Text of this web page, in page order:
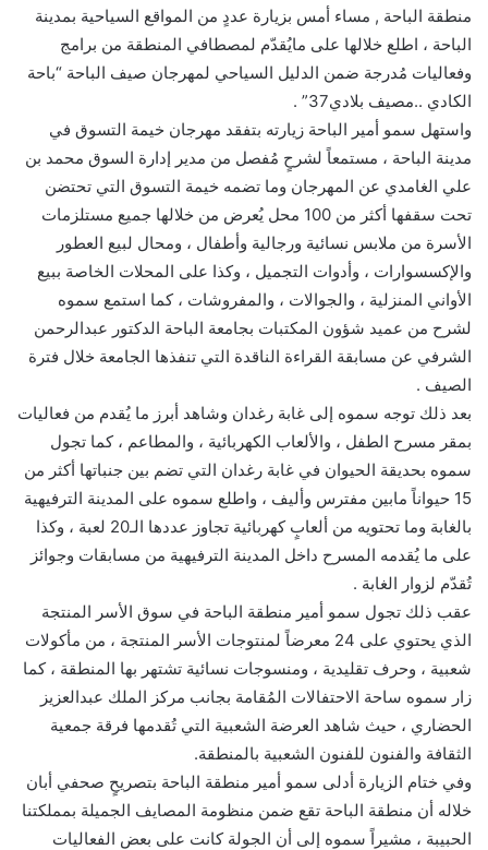
منطقة الباحة , مساء أمس بزيارة عددٍ من المواقع السياحية بمدينة
الباحة ، اطلع خلالها على مايُقدّم لمصطافي المنطقة من برامج
وفعاليات مُدرجة ضمن الدليل السياحي لمهرجان صيف الباحة “باحة
الكادي ..مصيف بلادي37” .
واستهل سمو أمير الباحة زيارته بتفقد مهرجان خيمة التسوق في
مدينة الباحة ، مستمعاً لشرحٍ مُفصل من مدير إدارة السوق محمد بن
علي الغامدي عن المهرجان وما تضمه خيمة التسوق التي تحتضن
تحت سقفها أكثر من 100 محل يُعرض من خلالها جميع مستلزمات
الأسرة من ملابس نسائية ورجالية وأطفال ، ومحال لبيع العطور
والإكسسوارات ، وأدوات التجميل ، وكذا على المحلات الخاصة ببيع
الأواني المنزلية ، والجوالات ، والمفروشات ، كما استمع سموه
لشرح من عميد شؤون المكتبات بجامعة الباحة الدكتور عبدالرحمن
الشرفي عن مسابقة القراءة الناقدة التي تنفذها الجامعة خلال فترة
الصيف .
بعد ذلك توجه سموه إلى غابة رغدان وشاهد أبرز ما يُقدم من فعاليات
بمقر مسرح الطفل ، والألعاب الكهربائية ، والمطاعم ، كما تجول
سموه بحديقة الحيوان في غابة رغدان التي تضم بين جنباتها أكثر من
15 حيواناً مابين مفترس وأليف ، واطلع سموه على المدينة الترفيهية
بالغابة وما تحتويه من ألعابٍ كهربائية تجاوز عددها الـ20 لعبة ، وكذا
على ما يُقدمه المسرح داخل المدينة الترفيهية من مسابقات وجوائز
تُقدّم لزوار الغابة .
عقب ذلك تجول سمو أمير منطقة الباحة في سوق الأسر المنتجة
الذي يحتوي على 24 معرضاً لمنتوجات الأسر المنتجة ، من مأكولات
شعبية ، وحرف تقليدية ، ومنسوجات نسائية تشتهر بها المنطقة ، كما
زار سموه ساحة الاحتفالات المُقامة بجانب مركز الملك عبدالعزيز
الحضاري ، حيث شاهد العرضة الشعبية التي تُقدمها فرقة جمعية
الثقافة والفنون للفنون الشعبية بالمنطقة.
وفي ختام الزيارة أدلى سمو أمير منطقة الباحة بتصريحٍ صحفي أبان
خلاله أن منطقة الباحة تقع ضمن منظومة المصايف الجميلة بمملكتنا
الحبيبة ، مشيراً سموه إلى أن الجولة كانت على بعض الفعاليات